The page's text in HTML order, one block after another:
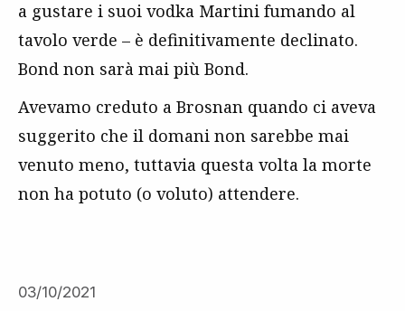
a gustare i suoi vodka Martini fumando al
tavolo verde – è definitivamente declinato.
Bond non sarà mai più Bond.
Avevamo creduto a Brosnan quando ci aveva
suggerito che il domani non sarebbe mai
venuto meno, tuttavia questa volta la morte
non ha potuto (o voluto) attendere.
03/10/2021